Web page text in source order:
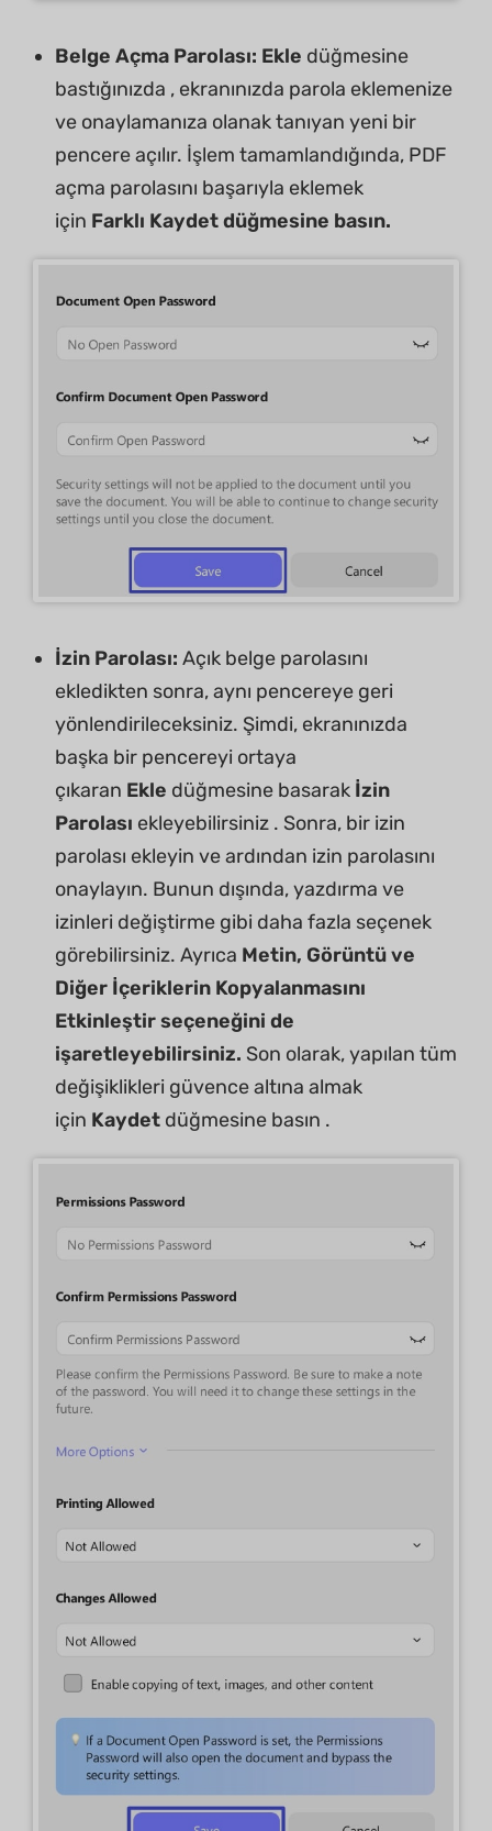
Belge Açma Parolası: Ekle düğmesine
bastığınızda , ekranınızda parola eklemenize
ve onaylamanıza olanak tanıyan yeni bir
pencere açılır. İşlem tamamlandığında, PDF
açma parolasını başarıyla eklemek
için Farklı Kaydet düğmesine basın.
İzin Parolası: Açık belge parolasını
ekledikten sonra, aynı pencereye geri
yönlendirileceksiniz. Şimdi, ekranınızda
başka bir pencereyi ortaya
çıkaran Ekle düğmesine basarak İzin
Parolası ekleyebilirsiniz . Sonra, bir izin
parolası ekleyin ve ardından izin parolasını
onaylayın. Bunun dışında, yazdırma ve
izinleri değiştirme gibi daha fazla seçenek
görebilirsiniz. Ayrıca Metin, Görüntü ve
Diğer İçeriklerin Kopyalanmasını
Etkinleştir seçeneğini de
işaretleyebilirsiniz. Son olarak, yapılan tüm
değişiklikleri güvence altına almak
için Kaydet düğmesine basın .